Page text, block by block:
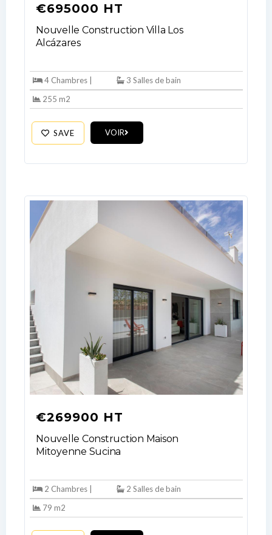
€695000 HT
Nouvelle Construction Villa Los
Alcázares
4 Chambres |
3 Salles de bain
255 m2
SAVE VOIR
€269900 HT
Nouvelle Construction Maison
Mitoyenne Sucina
2 Chambres |
2 Salles de bain
79 m2
Log In
Username
No apps configured. Please contact
Lost your password?